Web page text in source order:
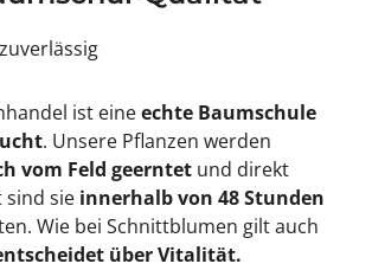
ist eineechte Baumschule
. Unsere Pflanzen werden
vom Feld geerntetund direkt
sind sie innerhalb von 48 Stunden
Wie bei Schnittblumen gilt auch
über Vitalität.